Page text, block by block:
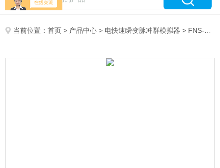
当前位置：首页 > 产品中心 > 电快速瞬变脉冲群模拟器 > FNS-AX4